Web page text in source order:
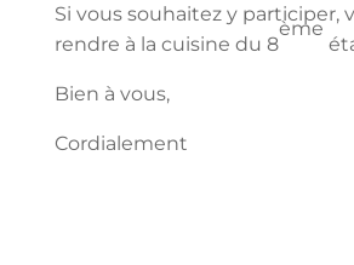
Si vous souhaitez y participer,
rendre à la cuisine du 8
ème
Bien à vous,
Cordialement